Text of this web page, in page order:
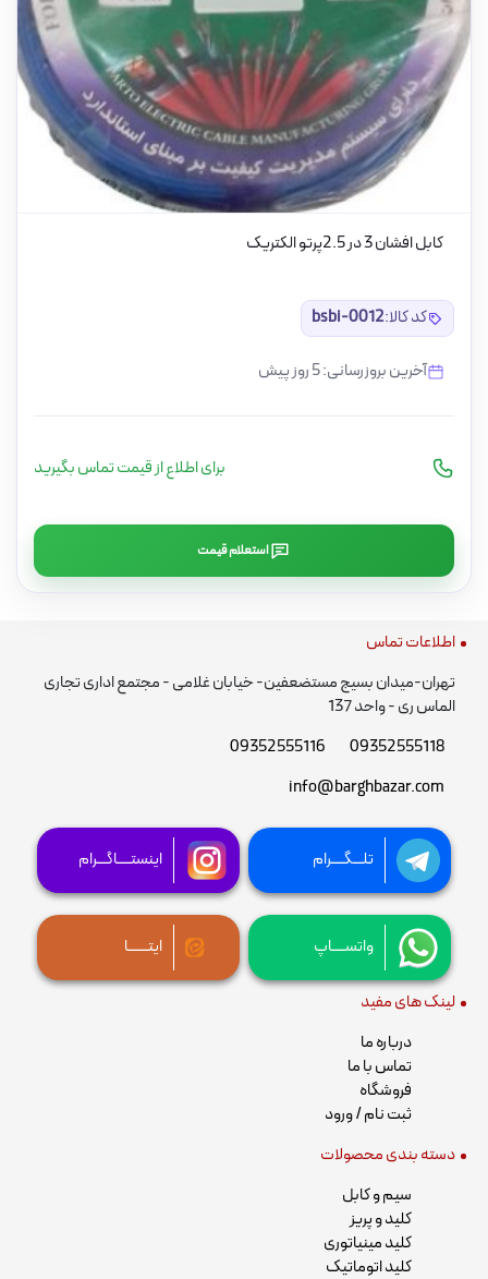
کابل افشان 3 در 2.5پرتو الکتریک
کد کالا:bsbi-0012
آخرین بروزرسانی: 5 روز پیش
برای اطلاع از قیمت تماس بگیرید
استعلام قیمت
اطلاعات تماس
تهران-میدان بسیج مستضعفین- خیابان غلامی - مجتمع اداری تجاری
الماس ری - واحد 137
09352555118
09352555116
info@barghbazar.com
تلـــگــــرام اینستــــاگـــرام
واتســــاپ ایتــــــا
لینک های مفید
درباره ما
تماس با ما
فروشگاه
ثبت نام / ورود
دسته بندی محصولات
سیم و کابل
کلید و پریز
کلید مینیاتوری
کلید اتوماتیک